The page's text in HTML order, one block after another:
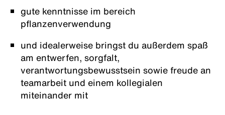
gute kenntnisse im bereich
pflanzenverwendung
und idealerweise bringst du außerdem spaß
am entwerfen, sorgfalt,
verantwortungsbewusstsein sowie freude an
teamarbeit und einem kollegialen
miteinander mit